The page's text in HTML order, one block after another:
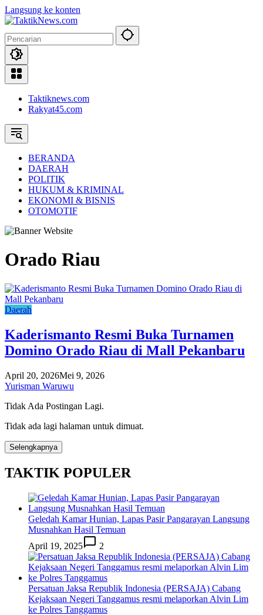
Langsung ke konten
Taktiknews.com
Rakyat45.com
BERANDA
DAERAH
POLITIK
HUKUM & KRIMINAL
EKONOMI & BISNIS
OTOMOTIF
Orado Riau
Daerah
Kaderismanto Resmi Buka Turnamen
Domino Orado Riau di Mall Pekanbaru
April 20, 2026Mei 9, 2026
Yurisman Waruwu
Tidak Ada Postingan Lagi.
Tidak ada lagi halaman untuk dimuat.
Selengkapnya
TAKTIK POPULER
Geledah Kamar Hunian, Lapas Pasir Pangarayan Langsung
Musnahkan Hasil Temuan
April 19, 2025
2
Persatuan Jaksa Republik Indonesia (PERSAJA) Cabang
Kejaksaan Negeri Tanggamus resmi melaporkan Alvin Lim
ke Polres Tanggamus